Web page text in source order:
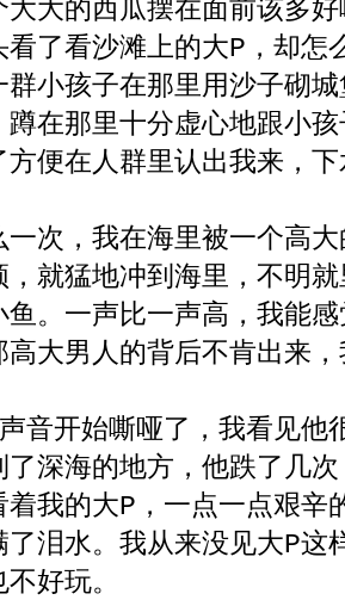
大大的西瓜摆在面前该多
看了看沙滩上的大P，却怎
群小孩子在那里用沙子砌
蹲在那里十分虚心地跟小
方便在人群里认出我来，
一次，我在海里被一个高
，就猛地冲到海里，不明
鱼。一声比一声高，我能
高大男人的背后不肯出来
音开始嘶哑了，我看见他
了深海的地方，他跌了几
着我的大P，一点一点艰辛
了泪水。我从来没见大P这
好玩。